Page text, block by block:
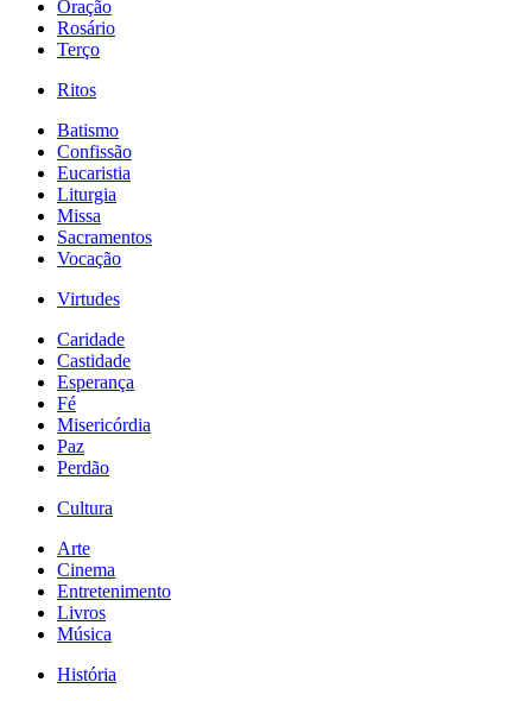
Oração
Rosário
Terço
Ritos
Batismo
Confissão
Eucaristia
Liturgia
Missa
Sacramentos
Vocação
Virtudes
Caridade
Castidade
Esperança
Fé
Misericórdia
Paz
Perdão
Cultura
Arte
Cinema
Entretenimento
Livros
Música
História